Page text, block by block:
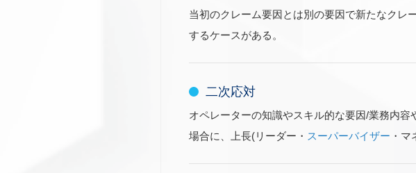
当初のクレーム要因とは別の要因で新たなクレ
するケースがある。
二次応対
オペレーターの知識やスキル的な要因/業務内
場合に、上長(リーダー・ スーパーバイザー ・